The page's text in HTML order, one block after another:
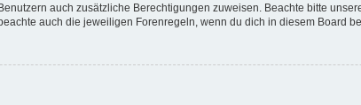
auch zusätzliche Berechtigungen zuweisen. Beachte bitte
auch die jeweiligen Forenregeln, wenn du dich in diesem Board